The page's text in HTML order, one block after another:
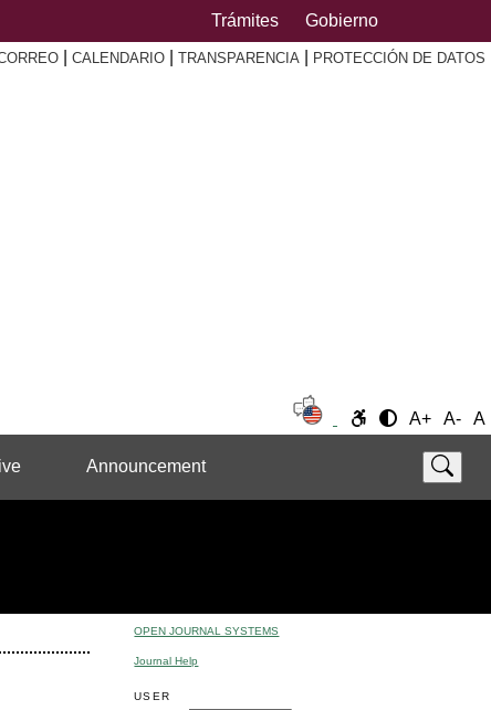
Trámites Gobierno
CALENDARIO TRANSPARENCIA PROTECCIÓN DE DATOS
A+ A- A
Announcement
OPEN JOURNAL SYSTEMS
Journal Help
USER